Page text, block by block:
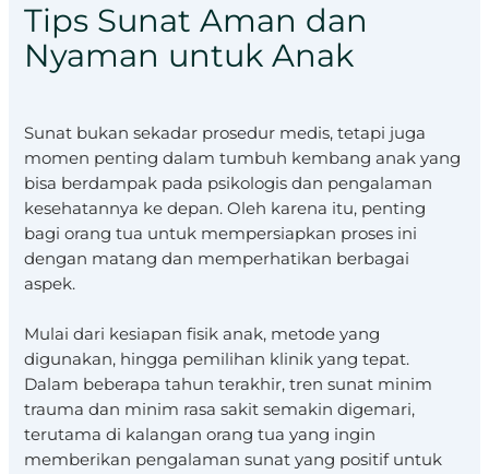
Tips Sunat Aman dan
Nyaman untuk Anak
Sunat bukan sekadar prosedur medis, tetapi juga
momen penting dalam tumbuh kembang anak yang
bisa berdampak pada psikologis dan pengalaman
kesehatannya ke depan. Oleh karena itu, penting
bagi orang tua untuk mempersiapkan proses ini
dengan matang dan memperhatikan berbagai
aspek.
Mulai dari kesiapan fisik anak, metode yang
digunakan, hingga pemilihan klinik yang tepat.
Dalam beberapa tahun terakhir, tren sunat minim
trauma dan minim rasa sakit semakin digemari,
terutama di kalangan orang tua yang ingin
memberikan pengalaman sunat yang positif untuk